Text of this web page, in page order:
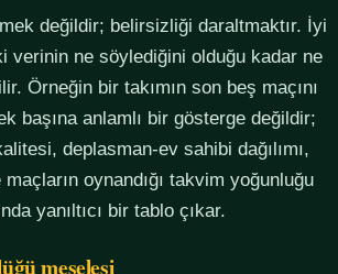
değildir; belirsizliği daraltmaktır. İyi
verinin ne söylediğini olduğu kadar ne
Örneğin bir takımın son beş maçını
başına anlamlı bir gösterge değildir;
deplasman-ev sahibi dağılımı,
oynandığı takvim yoğunluğu
yanıltıcı bir tablo çıkar.
meselesi